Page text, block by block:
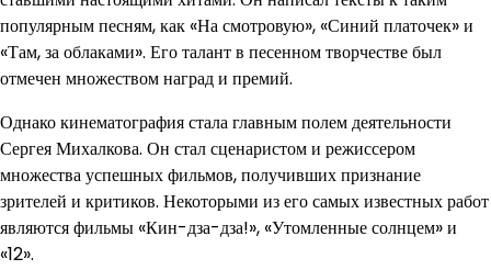
популярным песням, как «На смотровую», «Синий платочек» и
«Там, за облаками». Его талант в песенном творчестве был
отмечен множеством наград и премий.
Однако кинематография стала главным полем деятельности
Сергея Михалкова. Он стал сценаристом и режиссером
множества успешных фильмов, получивших признание
зрителей и критиков. Некоторыми из его самых известных работ
являются фильмы «Кин-дза-дза!», «Утомленные солнцем» и
«12».